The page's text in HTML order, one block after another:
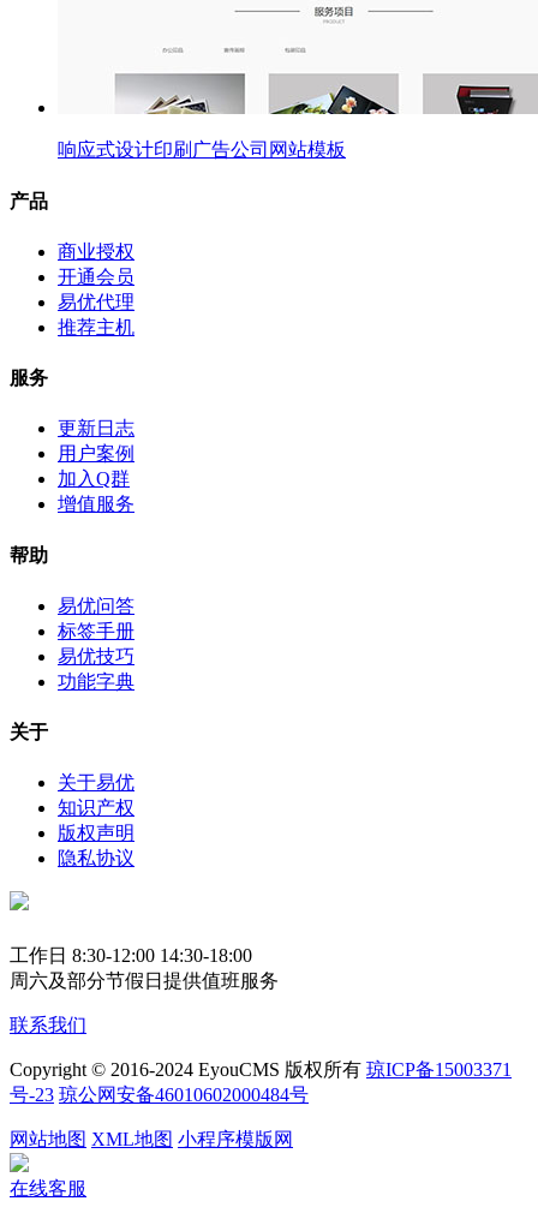
响应式设计印刷广告公司网站模板
产品
商业授权
开通会员
易优代理
推荐主机
服务
更新日志
用户案例
加入Q群
增值服务
帮助
易优问答
标签手册
易优技巧
功能字典
关于
关于易优
知识产权
版权声明
隐私协议
工作日 8:30-12:00 14:30-18:00
周六及部分节假日提供值班服务
联系我们
Copyright © 2016-2024 EyouCMS 版权所有 琼ICP备15003371
号-23 琼公网安备46010602000484号
网站地图 XML地图 小程序模版网
在线客服